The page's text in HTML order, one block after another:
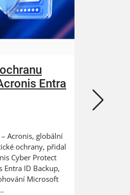
Entra
Acronis, globální
ochrany, přidal
Cyber Protect
Entra ID Backup,
Microsoft